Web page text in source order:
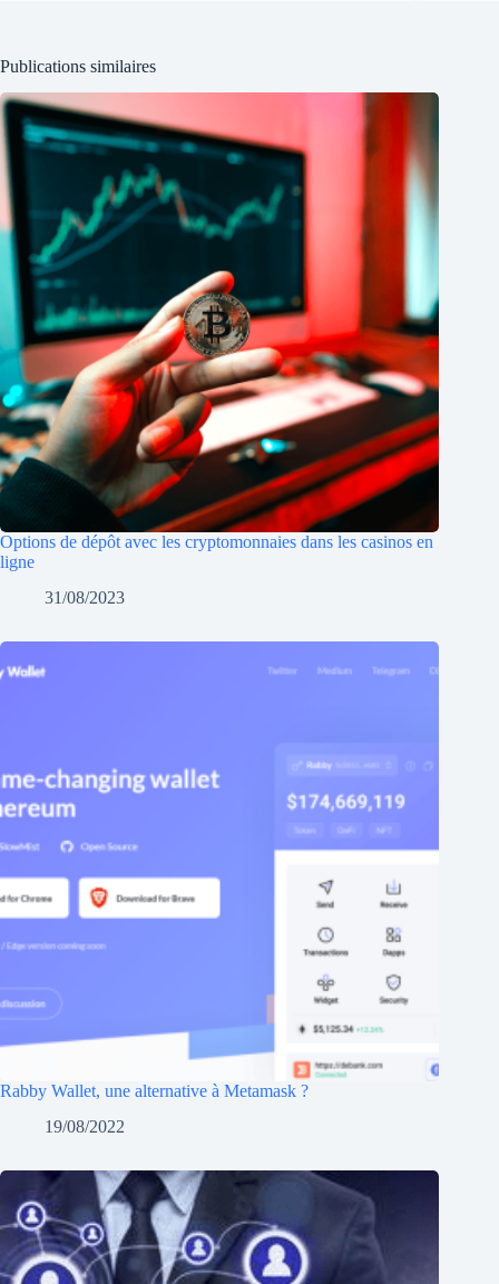
Publications similaires
Options de dépôt avec les cryptomonnaies dans les casinos en
ligne
31/08/2023
Rabby Wallet, une alternative à Metamask ?
19/08/2022